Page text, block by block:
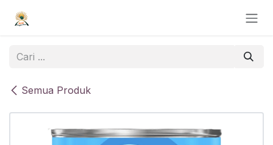
Semua Produk